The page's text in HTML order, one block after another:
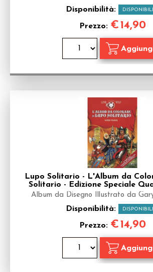
Disponibilità:
Prezzo: €14,90
Lupo Solitario - L'Album da
Solitario - Edizione Speciale
Album da Disegno Illustrato da
Disponibilità:
Prezzo: €14,90